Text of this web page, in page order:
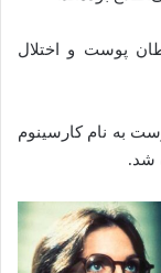
پوست و اختلال
پوست به نام کارسینوم